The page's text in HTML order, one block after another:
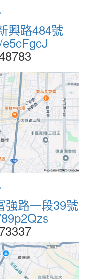
興路484號
強路一段39號